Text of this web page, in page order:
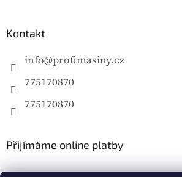
Kontakt
info@profimasiny.cz
775170870
775170870
Přijímáme online platby